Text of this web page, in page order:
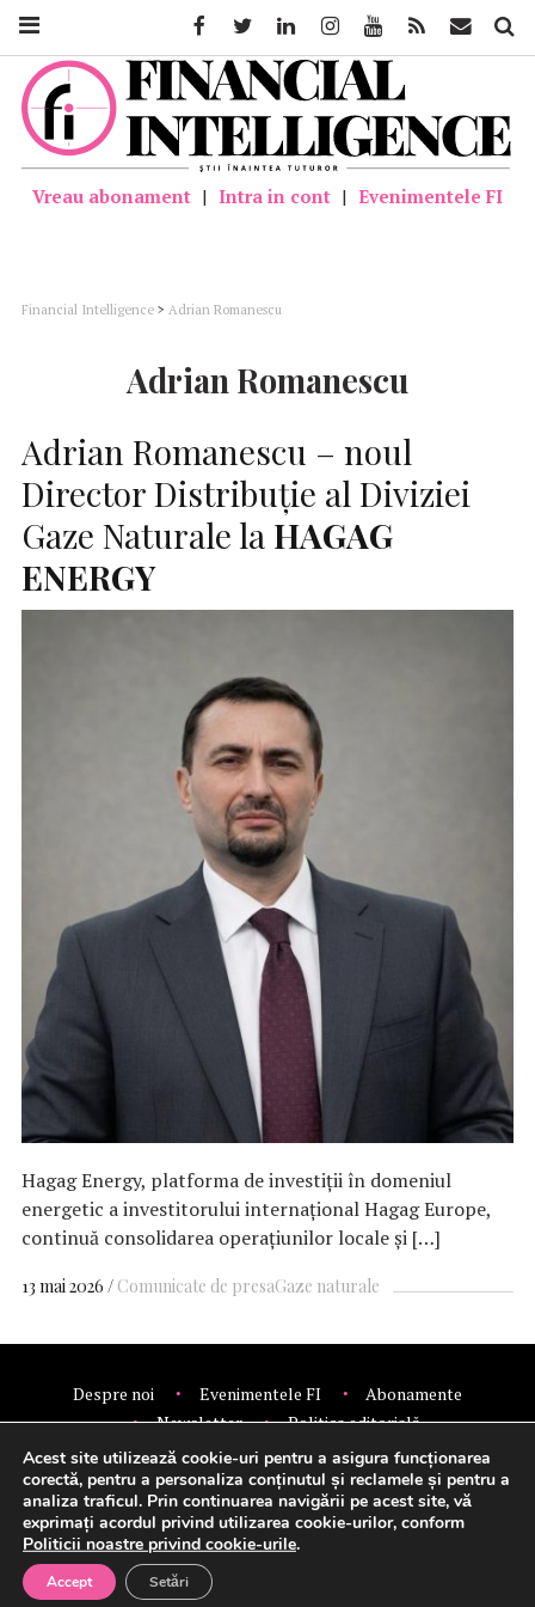
Vreau abonament | Intra in cont | Evenimentele FI
Financial Intelligence > Adrian Romanescu
Adrian Romanescu
Adrian Romanescu – noul
Director Distribuție al Diviziei
Gaze Naturale la HAGAG
ENERGY
Hagag Energy, platforma de investiții în domeniul
energetic a investitorului internațional Hagag Europe,
continuă consolidarea operațiunilor locale și […]
13 mai 2026 Comunicate de presaGaze naturale
Despre noi Evenimentele FI
Abonamente
Newsletter
Politica editorială
Politica de confidentialitate
Contact
Publicitate
© 2026 Financial Intelligence.
Setări cookie-uri
FacebookTwitter LinkedinInstagramYoutube Feed Mail
Acest site utilizează cookie-uri pentru a asigura funcționarea
corectă, pentru a personaliza conținutul și reclamele și pentru a
analiza traficul. Prin continuarea navigării pe acest site, vă
exprimați acordul privind utilizarea cookie-urilor, conform
Politicii noastre privind cookie-urile.
Accept Setări